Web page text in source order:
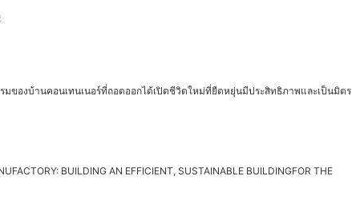
ของบ้านคอนเทนเนอร์ที่ถอดออกได้เปิดชีวิตใหม่ที่ยืดหยุ่นมีประสิทธิภาพและเป็นมิตร
BUILDING AN EFFICIENT, SUSTAINABLE BUILDINGFOR THE